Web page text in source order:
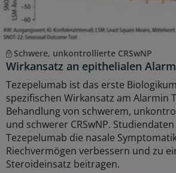
Schwere, unkontrollierte CRSwNP
Wirkansatz an epithelialen
Tezepelumab ist das erste
spezifischen Wirkansatz am Alarmin
Behandlung von schwerem,
und schwerer CRSwNP.
Tezepelumab die nasale
Riechvermögen verbessern und zu
Steroideinsatz beitragen.